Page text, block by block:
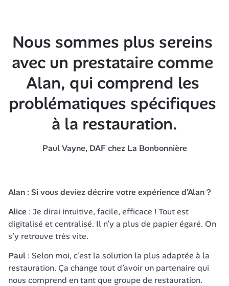
Nous sommes plus sereins
avec un prestataire comme
Alan, qui comprend les
problématiques spécifiques
à la restauration.
Paul Vayne, DAF chez La Bonbonnière
Alan : Si vous deviez décrire votre expérience d’Alan ?
Alice : Je dirai intuitive, facile, efficace ! Tout est
digitalisé et centralisé. Il n’y a plus de papier égaré. On
Paul : Selon moi, c’est la solution la plus adaptée à la
restauration. Ça change tout d’avoir un partenaire qui
nous comprend en tant que groupe de restauration.